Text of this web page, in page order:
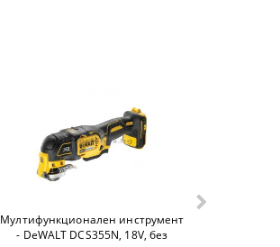
Мултифункционален инструмент
- DeWALT DCS355N, 18V, без